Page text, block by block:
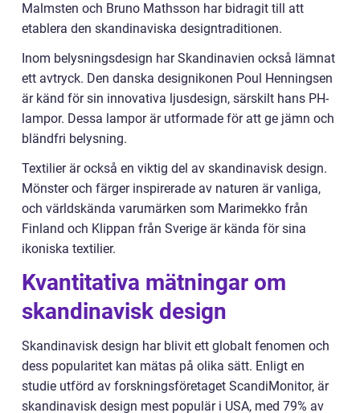
Malmsten och Bruno Mathsson har bidragit till att
etablera den skandinaviska designtraditionen.
Inom belysningsdesign har Skandinavien också lämnat
ett avtryck. Den danska designikonen Poul Henningsen
är känd för sin innovativa ljusdesign, särskilt hans PH-
lampor. Dessa lampor är utformade för att ge jämn och
bländfri belysning.
Textilier är också en viktig del av skandinavisk design.
Mönster och färger inspirerade av naturen är vanliga,
och världskända varumärken som Marimekko från
Finland och Klippan från Sverige är kända för sina
ikoniska textilier.
Kvantitativa mätningar om
skandinavisk design
Skandinavisk design har blivit ett globalt fenomen och
dess popularitet kan mätas på olika sätt. Enligt en
studie utförd av forskningsföretaget ScandiMonitor, är
skandinavisk design mest populär i USA, med 79% av